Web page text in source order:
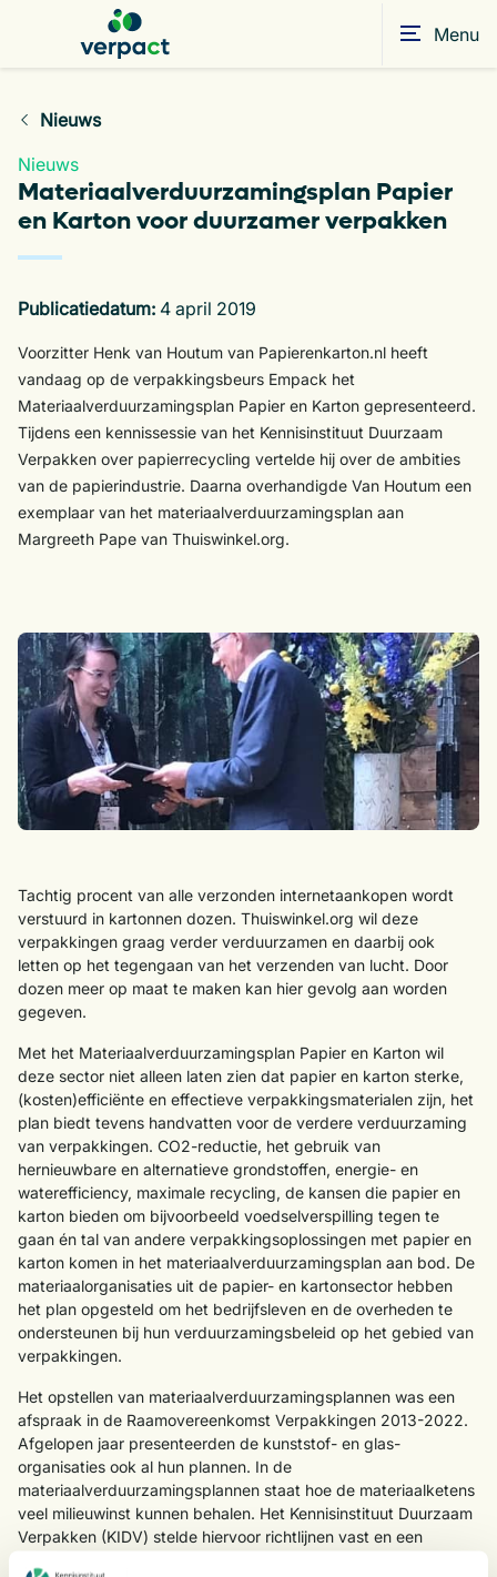
Menu
Nieuws
Nieuws
Materiaalverduurzamingsplan Papier
en Karton voor duurzamer verpakken
Publicatiedatum: 4 april 2019
Voorzitter Henk van Houtum van Papierenkarton.nl heeft
vandaag op de verpakkingsbeurs Empack het
Materiaalverduurzamingsplan Papier en Karton gepresenteerd.
Tijdens een kennissessie van het Kennisinstituut Duurzaam
Verpakken over papierrecycling vertelde hij over de ambities
van de papierindustrie. Daarna overhandigde Van Houtum een
exemplaar van het materiaalverduurzamingsplan aan
Margreeth Pape van Thuiswinkel.org.
Tachtig procent van alle verzonden internetaankopen wordt
verstuurd in kartonnen dozen. Thuiswinkel.org wil deze
verpakkingen graag verder verduurzamen en daarbij ook
letten op het tegengaan van het verzenden van lucht. Door
dozen meer op maat te maken kan hier gevolg aan worden
gegeven.
Met het Materiaalverduurzamingsplan Papier en Karton wil
deze sector niet alleen laten zien dat papier en karton sterke,
(kosten)efficiënte en effectieve verpakkingsmaterialen zijn, het
plan biedt tevens handvatten voor de verdere verduurzaming
van verpakkingen. CO2-reductie, het gebruik van
hernieuwbare en alternatieve grondstoffen, energie- en
waterefficiency, maximale recycling, de kansen die papier en
karton bieden om bijvoorbeeld voedselverspilling tegen te
gaan én tal van andere verpakkingsoplossingen met papier en
karton komen in het materiaalverduurzamingsplan aan bod. De
materiaalorganisaties uit de papier- en kartonsector hebben
het plan opgesteld om het bedrijfsleven en de overheden te
ondersteunen bij hun verduurzamingsbeleid op het gebied van
verpakkingen.
Het opstellen van materiaalverduurzamingsplannen was een
afspraak in de Raamovereenkomst Verpakkingen 2013-2022.
Afgelopen jaar presenteerden de kunststof- en glas-
organisaties ook al hun plannen. In de
materiaalverduurzamingsplannen staat hoe de materiaalketens
veel milieuwinst kunnen behalen. Het Kennisinstituut Duurzaam
Verpakken (KIDV) stelde hiervoor richtlijnen vast en een